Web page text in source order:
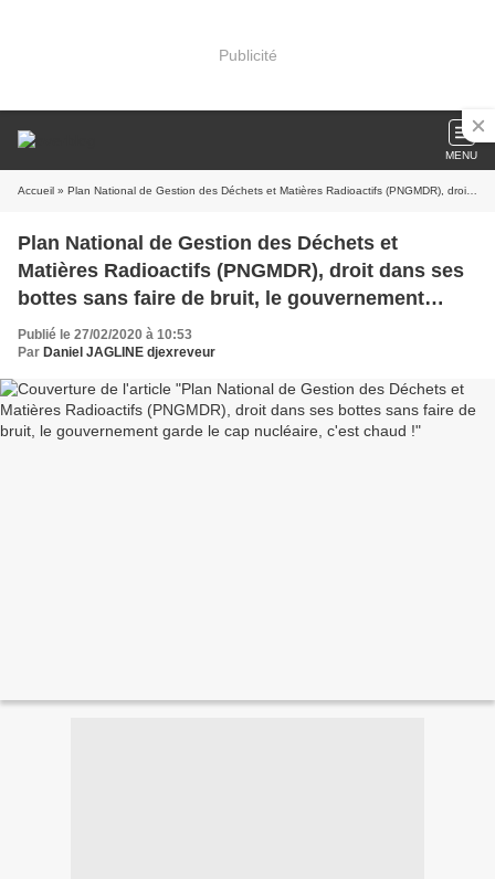
Publicité
MENU
Accueil » Plan National de Gestion des Déchets et Matières Radioactifs (PNGMDR), droit dans ses bottes sans faire de bruit, le gouvernement garde le cap nucléaire, c'est chaud !
Plan National de Gestion des Déchets et
Matières Radioactifs (PNGMDR), droit dans ses
bottes sans faire de bruit, le gouvernement
garde le cap nucléaire, c'est chaud !
Publié le 27/02/2020 à 10:53
Par Daniel JAGLINE djexreveur